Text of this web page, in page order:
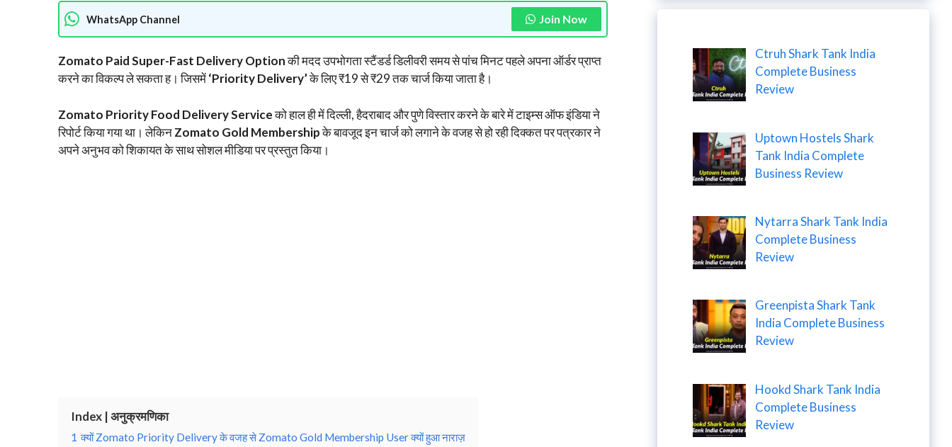
WhatsApp Channel Join Now
Zomato Paid Super-Fast Delivery Optionकी मदद उपभोगता स्टैंडर्ड डिलीवरी समय से पांच मिनट पहले अपना ऑर्डर प्राप्त
करने का विकल्प ले सकता ह। जिसमें‘Priority Delivery’के लिए ₹19 से ₹29 तक चार्ज किया जाता है।
Zomato Priority Food Delivery Serviceको हाल ही में दिल्ली, हैदराबाद और पुणे विस्तार करने के बारे में टाइम्स ऑफ इंडिया ने
रिपोर्ट किया गया था। लेकिनZomato Gold Membershipके बावजूद इन चार्ज को लगाने के वजह से हो रही दिक्कत पर पत्रकार ने
अपने अनुभव को शिकायत के साथ सोशल मीडिया पर प्रस्तुत किया।
Index | अनुक्रमणिका
1 क्यों Zomato Priority Delivery के वजह से Zomato Gold Membership User क्यों हुआ नाराज़
Ctruh Shark Tank India
Complete Business
Review
Uptown Hostels Shark
Tank India Complete
Business Review
Nytarra Shark Tank India
Complete Business
Review
Greenpista Shark Tank
India Complete Business
Review
Hookd Shark Tank India
Complete Business
Review